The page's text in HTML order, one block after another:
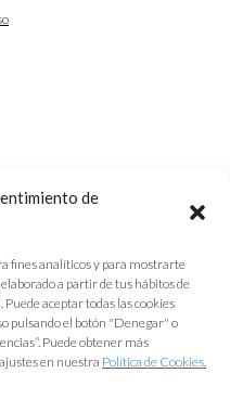
de
fines analíticos y para mostrarte
a partir de tus hábitos de
aceptar todas las cookies
pulsando el botón "Denegar" o
Puede obtener más
en nuestra Política de Cookies.
de Cádiz